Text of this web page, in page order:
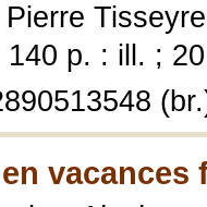
140 p. : ill. ;
vacances